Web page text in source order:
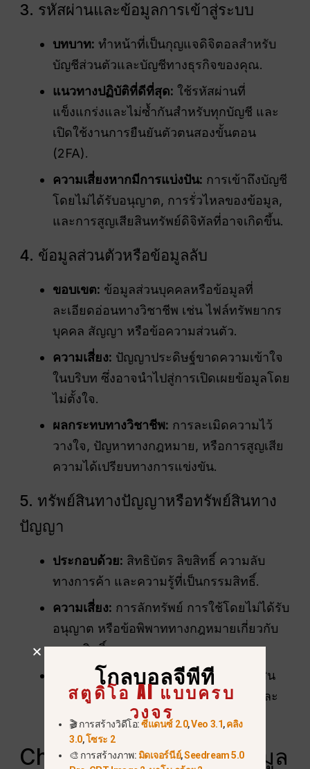
3. รหัสผ่านและข้อมูลการเข้าสู่ระบบ
บทบาท: ทำหน้าที่เป็นกุญแจดิจิตอลสำหรับ
บัญชีส่วนตัวและบัญชีทางธุรกิจของคุณ.
แนวทางปฏิบัติที่ดีที่สุด: ใช้รหัสผ่านที่
แข็งแกร่งและไม่ซ้ำกันสำหรับทุกบัญชี และ
เปิดใช้งานการยืนยันตัวตนสองขั้นตอน
(2FA).
ความเสี่ยงหากมีการแบ่งปัน: การเข้าถึงบัญชี
โดยไม่ได้รับอนุญาต, การรั่วไหลของข้อมูล,
และการสูญเสียสินทรัพย์ดิจิทัลที่อาจเกิดขึ้น.
4. ข้อมูลส่วนตัวหรือข้อมูลลับ
ขอบเขต: ข้อมูลส่วนบุคคลหรือข้อมูลที่
ละเอียดอ่อนทางวิชาชีพ เช่น ไฟล์ทรัพยากร
บุคคล สัญญา หรือข้อความส่วนตัว.
ความเสี่ยง: ปัญญาประดิษฐ์ขาดความเข้าใจ
ในบริบท ซึ่งอาจนำไปสู่การเปิดเผยข้อมูลโดย
ไม่ตั้งใจ.
ผลกระทบทางวิชาชีพ: การละเมิดความไว้
วางใจ, ปัญหาทางกฎหมาย, หรือการสูญเสีย
ความได้เปรียบทางการแข่งขัน.
5. ทรัพย์สินทางปัญญาหรือทรัพย์สินทาง
ปัญญา
ประกอบด้วย: สิทธิบัตร ลิขสิทธิ์ ความลับ
ทางการค้า และความรู้ที่เป็นกรรมสิทธิ์.
ความเสี่ยง: การลักทรัพย์ การใช้โดยไม่ได้รับ
อนุญาต หรือข้อพิพาททางกฎหมายเกี่ยวกับ
กรรมสิทธิ์.
ความสำคัญ:การคุ้มครองสิทธิในทรัพย์สิน
ทางปัญญาช่วยรักษาคุณค่าทางการค้าและ
ความได้เปรียบในการแข่งขัน.
ChatGPT เก็บรวบรวมข้อมูล
โกลบอลจีพีที
สตูดิโอ AI แบบครบ
วงจร
🎬 การสร้างวิดีโอ:ซีแดนซ์ 2.0,Veo 3.1,คลิง
3.0,โซระ 2
🎨 การสร้างภาพ: มิดเจอร์นีย์,Seedream 5.0